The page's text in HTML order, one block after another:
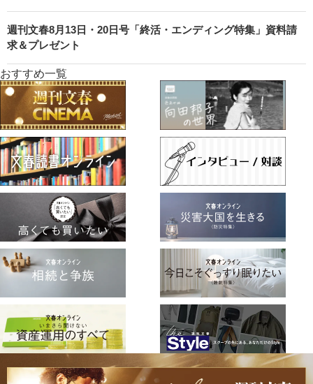
週刊文春8月13日・20日号「終活・エンディング特集」資料請
求＆プレゼント
おすすめ一覧